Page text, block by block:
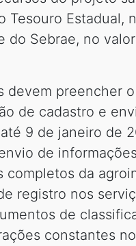
Tesouro Estadual,
do Sebrae, no
devem preencher o
de cadastro e
9 de janeiro de
de informações
completos da
registro nos
de
constantes